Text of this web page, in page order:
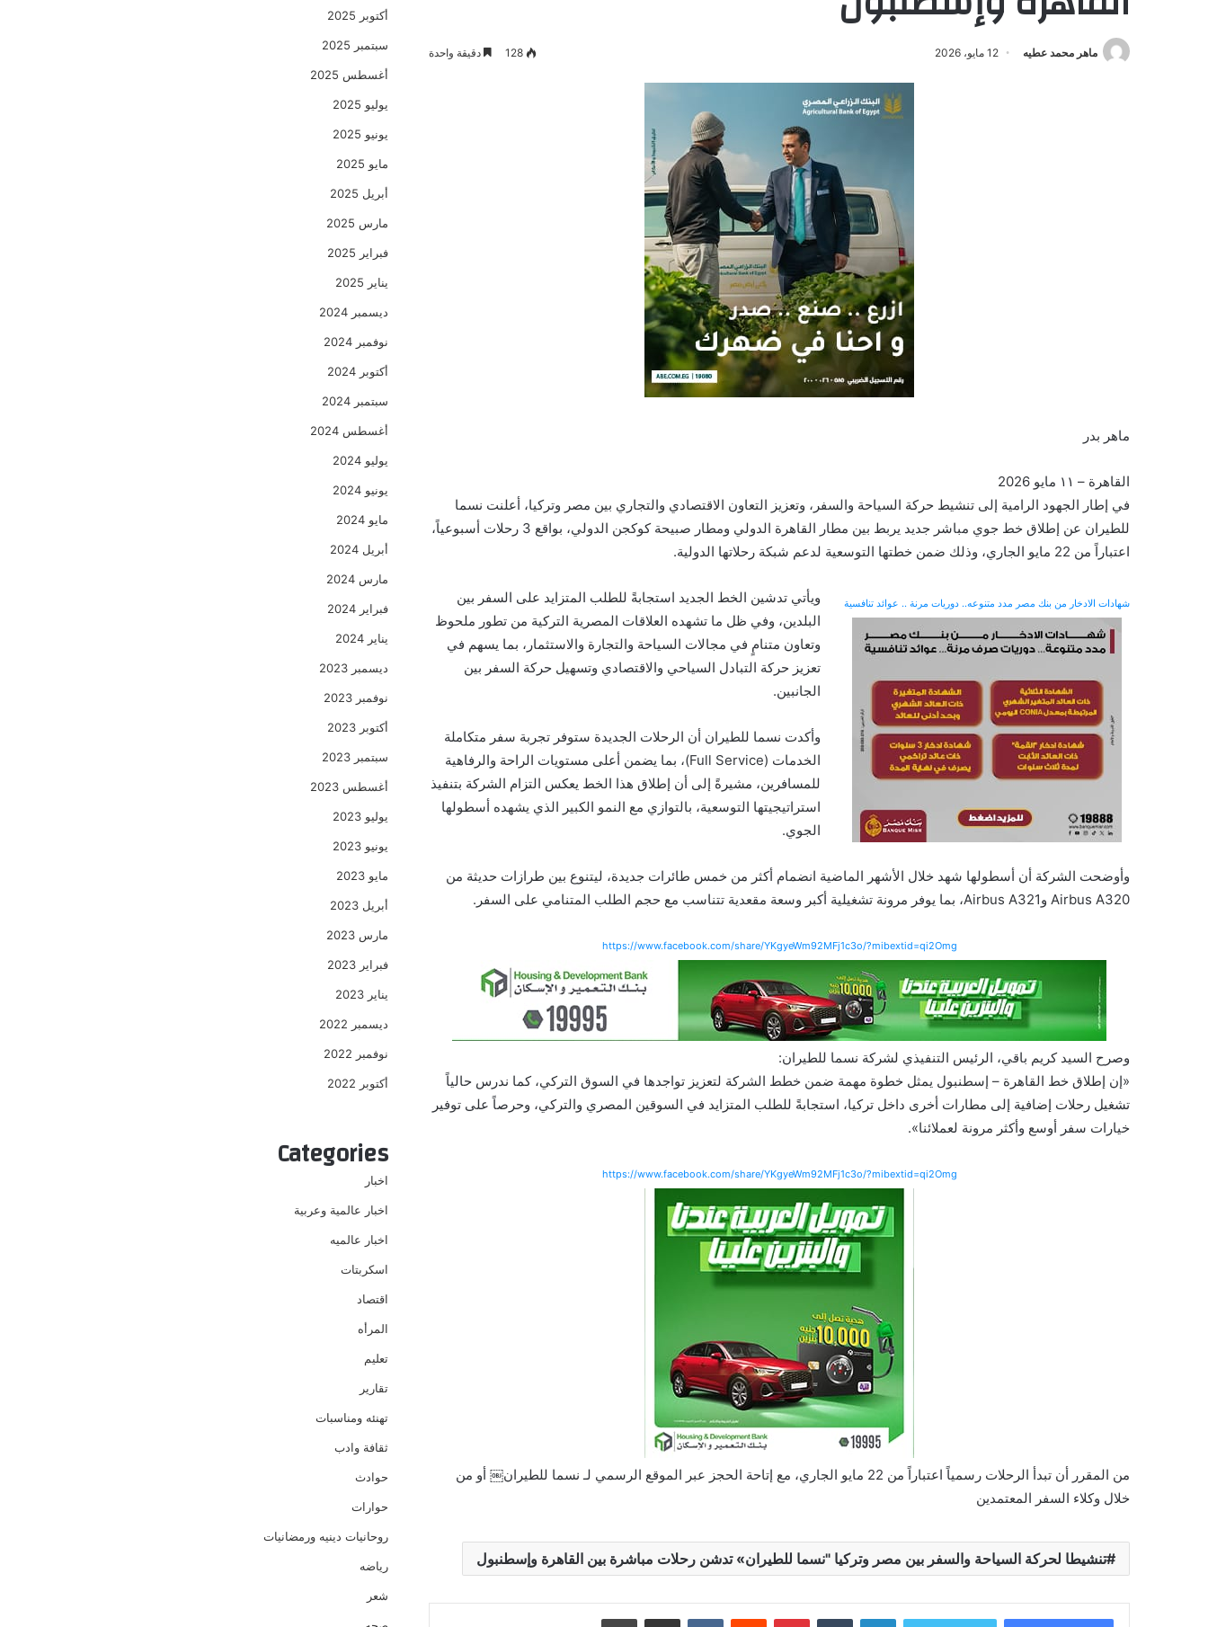
ماهر محمد عطيه 12 مايو، 2026 128 دقيقة واحدة
ماهر بدر
القاهرة – ١١ مايو 2026
في إطار الجهود الرامية إلى تنشيط حركة السياحة والسفر، وتعزيز التعاون الاقتصادي والتجاري بين مصر وتركيا، أعلنت نسما
للطيران عن إطلاق خط جوي مباشر جديد يربط بين مطار القاهرة الدولي ومطار صبيحة كوكجن الدولي، بواقع 3 رحلات أسبوعياً،
اعتباراً من 22 مايو الجاري، وذلك ضمن خطتها التوسعية لدعم شبكة رحلاتها الدولية.
شهادات الادخار من بنك مصر مدد متنوعه.. دوريات مرنة .. عوائد تنافسية
ويأتي تدشين الخط الجديد استجابةً للطلب المتزايد على السفر بين
البلدين، وفي ظل ما تشهده العلاقات المصرية التركية من تطور ملحوظ
وتعاون متنامٍ في مجالات السياحة والتجارة والاستثمار، بما يسهم في
تعزيز حركة التبادل السياحي والاقتصادي وتسهيل حركة السفر بين
الجانبين.
وأكدت نسما للطيران أن الرحلات الجديدة ستوفر تجربة سفر متكاملة
الخدمات (Full Service)، بما يضمن أعلى مستويات الراحة والرفاهية
للمسافرين، مشيرةً إلى أن إطلاق هذا الخط يعكس التزام الشركة بتنفيذ
استراتيجيتها التوسعية، بالتوازي مع النمو الكبير الذي يشهده أسطولها
الجوي.
وأوضحت الشركة أن أسطولها شهد خلال الأشهر الماضية انضمام أكثر من خمس طائرات جديدة، ليتنوع بين طرازات حديثة من
Airbus A320 وAirbus A321، بما يوفر مرونة تشغيلية أكبر وسعة مقعدية تتناسب مع حجم الطلب المتنامي على السفر.
https://www.facebook.com/share/YKgyeWm92MFj1c3o/?mibextid=qi2Omg
وصرح السيد كريم باقي، الرئيس التنفيذي لشركة نسما للطيران:
«إن إطلاق خط القاهرة – إسطنبول يمثل خطوة مهمة ضمن خطط الشركة لتعزيز تواجدها في السوق التركي، كما ندرس حالياً
تشغيل رحلات إضافية إلى مطارات أخرى داخل تركيا، استجابةً للطلب المتزايد في السوقين المصري والتركي، وحرصاً على توفير
خيارات سفر أوسع وأكثر مرونة لعملائنا».
https://www.facebook.com/share/YKgyeWm92MFj1c3o/?mibextid=qi2Omg
من المقرر أن تبدأ الرحلات رسمياً اعتباراً من 22 مايو الجاري، مع إتاحة الحجز عبر الموقع الرسمي لـ نسما للطيران￼ أو من
خلال وكلاء السفر المعتمدين
تنشيطا لحركة السياحة والسفر بين مصر وتركيا "نسما للطيران» تدشن رحلات مباشرة بين القاهرة وإسطنبول
لينكدإن بينتيريست
أكتوبر 2025
سبتمبر 2025
أغسطس 2025
يوليو 2025
يونيو 2025
مايو 2025
أبريل 2025
مارس 2025
فبراير 2025
يناير 2025
ديسمبر 2024
نوفمبر 2024
أكتوبر 2024
سبتمبر 2024
أغسطس 2024
يوليو 2024
يونيو 2024
مايو 2024
أبريل 2024
مارس 2024
فبراير 2024
يناير 2024
ديسمبر 2023
نوفمبر 2023
أكتوبر 2023
سبتمبر 2023
أغسطس 2023
يوليو 2023
يونيو 2023
مايو 2023
أبريل 2023
مارس 2023
فبراير 2023
يناير 2023
ديسمبر 2022
نوفمبر 2022
أكتوبر 2022
Categories
اخبار
اخبار عالمية وعربية
اخبار عالميه
اسكربتات
اقتصاد
المرأه
تعليم
تقارير
تهنئه ومناسبات
ثقافة وادب
حوادث
حوارات
روحانيات دينيه ورمضانيات
رياضه
شعر